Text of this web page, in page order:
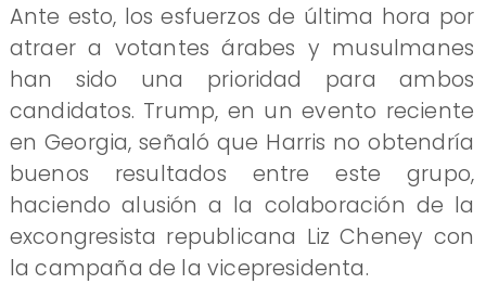
Ante esto, los esfuerzos de última hora por
atraer a votantes árabes y musulmanes
han sido una prioridad para ambos
candidatos. Trump, en un evento reciente
en Georgia, señaló que Harris no obtendría
buenos resultados entre este grupo,
haciendo alusión a la colaboración de la
excongresista republicana Liz Cheney con
la campaña de la vicepresidenta.